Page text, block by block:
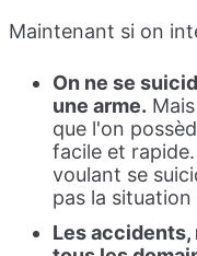
Maintenant si on
On ne se
une arme.
que l'on
facile et
voulant se
pas la situation
Les